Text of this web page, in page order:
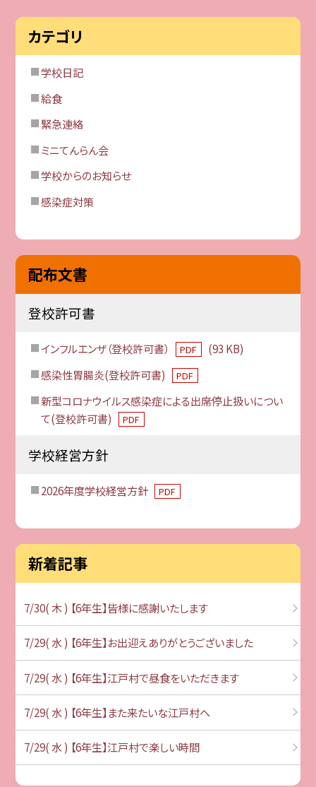
カテゴリ
学校日記
給食
緊急連絡
ミニてんらん会
学校からのお知らせ
感染症対策
配布文書
登校許可書
インフルエンザ（登校許可書） PDF
(93 KB)
感染性胃腸炎(登校許可書)
PDF
新型コロナウイルス感染症による出席停止扱いについ
て(登校許可書)
PDF
学校経営方針
2026年度学校経営方針 PDF
新着記事
7/30( 木 ) 【6年生】皆様に感謝いたします
7/29( 水 ) 【6年生】お出迎えありがとうございました
7/29( 水 ) 【6年生】江戸村で昼食をいただきます
7/29( 水 ) 【6年生】また来たいな江戸村へ
7/29( 水 ) 【6年生】江戸村で楽しい時間